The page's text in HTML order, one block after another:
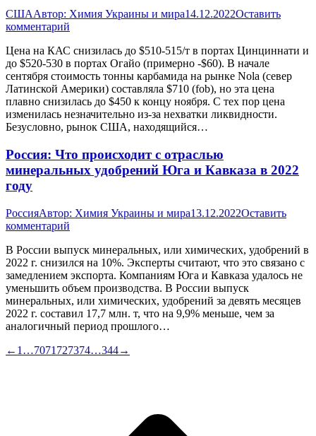
СШААвтор: Химия Украины и мира14.12.2022Оставить
комментарий
Цена на КАС снизилась до $510-515/т в портах Цинциннати и
до $520-530 в портах Огайо (примерно -$60). В начале
сентября стоимость тонны карбамида на рынке Nola (север
Латинской Америки) составляла $710 (fob), но эта цена
плавно снизилась до $450 к концу ноября. С тех пор цена
изменилась незначительно из-за нехватки ликвидности.
Безусловно, рынок США, находящийся…
Россия: Что происходит с отраслью
минеральных удобрений Юга и Кавказа в 2022
году
РоссияАвтор: Химия Украины и мира13.12.2022Оставить
комментарий
В России выпуск минеральных, или химических, удобрений в
2022 г. снизился на 10%. Эксперты считают, что это связано с
замедлением экспорта. Компаниям Юга и Кавказа удалось не
уменьшить объем производства. В России выпуск
минеральных, или химических, удобрений за девять месяцев
2022 г. составил 17,7 млн. т, что на 9,9% меньше, чем за
аналогичный период прошлого…
← 1 …7071 727374…344→